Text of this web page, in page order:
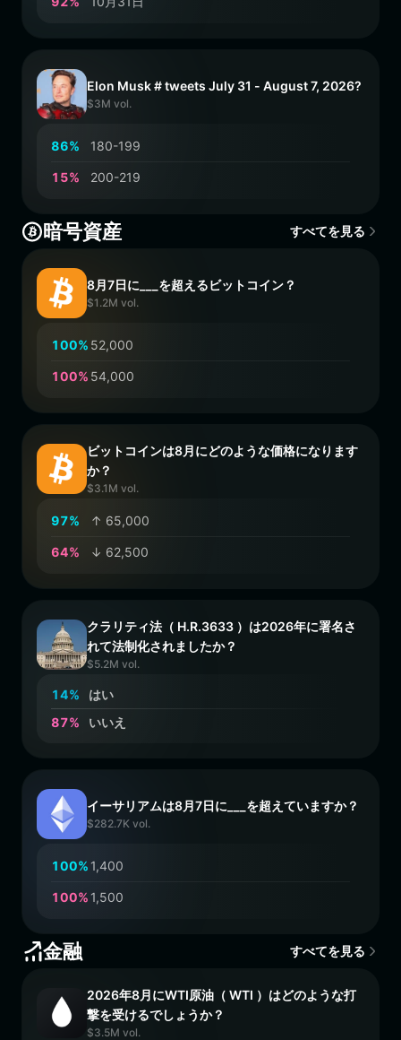
Elon Musk # tweets July 31 - August 7, 2026?
$3M vol.
86% 180-199
1 5% 200-219
暗号資産 すべてを見る
8月7日に___を超えるビットコイン？
$1.2M vol.
100% 52,000
100% 54,000
ビットコインは8月にどのような価格になります
か？
$3.1M vol.
97% ↑ 65,000
64% ↓ 62,500
クラリティ法（ H.R.3633 ）は2026年に署名さ
れて法制化されましたか？
$5.2M vol.
14%
はい
87% いいえ
イーサリアムは8月7日に___を超えていますか？
$282.7K vol.
100% 1,400
100% 1,500
金融 すべてを見る
2026年8月にWTI原油（ WTI ）はどのような打
撃を受けるでしょうか？
$3.5M vol.